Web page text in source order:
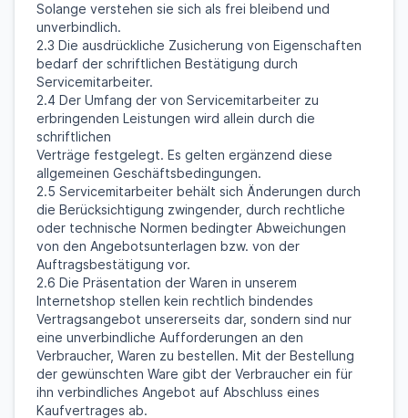
Solange verstehen sie sich als frei bleibend und
unverbindlich.
2.3 Die ausdrückliche Zusicherung von Eigenschaften
bedarf der schriftlichen Bestätigung durch
Servicemitarbeiter.
2.4 Der Umfang der von Servicemitarbeiter zu
erbringenden Leistungen wird allein durch die
schriftlichen
Verträge festgelegt. Es gelten ergänzend diese
allgemeinen Geschäftsbedingungen.
2.5 Servicemitarbeiter behält sich Änderungen durch
die Berücksichtigung zwingender, durch rechtliche
oder technische Normen bedingter Abweichungen
von den Angebotsunterlagen bzw. von der
Auftragsbestätigung vor.
2.6 Die Präsentation der Waren in unserem
Internetshop stellen kein rechtlich bindendes
Vertragsangebot unsererseits dar, sondern sind nur
eine unverbindliche Aufforderungen an den
Verbraucher, Waren zu bestellen. Mit der Bestellung
der gewünschten Ware gibt der Verbraucher ein für
ihn verbindliches Angebot auf Abschluss eines
Kaufvertrages ab.